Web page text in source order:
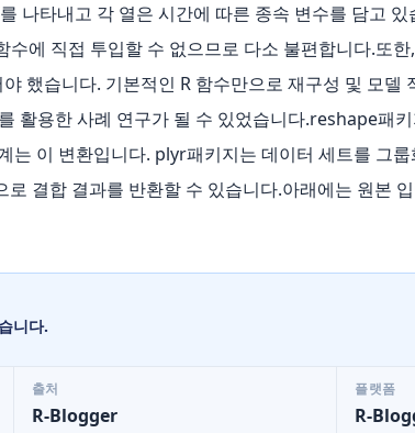
나타내고 각 열은 시간에 따른 종속 변수를 담고
에 직접 투입할 수 없으므로 다소 불편합니다.또
했습니다. 기본적인 R 함수만으로 재구성 및 모델
활용한 사례 연구가 될 수 있었습니다.reshape패
는 이 변환입니다. plyr패키지는 데이터 세트를 그
결합 결과를 반환할 수 있습니다.아래에는 원본
니다.
출처
R-Blogger
플랫폼
R-